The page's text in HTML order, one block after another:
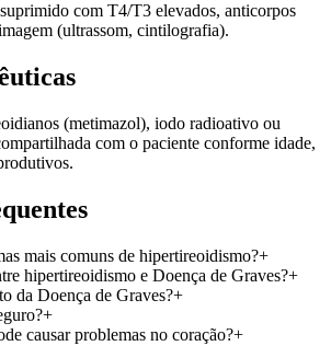
com T4/T3 elevados, anticorpos
(ultrassom, cintilografia).
(metimazol), iodo radioativo ou
com o paciente conforme idade,
mais comuns de hipertireoidismo?+
hipertireoidismo e Doença de Graves?+
da Doença de Graves?+
+
causar problemas no coração?+